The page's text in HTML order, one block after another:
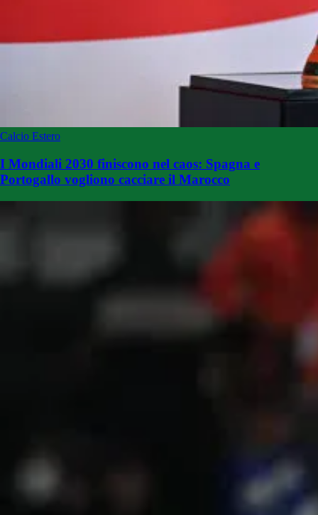
Calcio Estero
I Mondiali 2030 finiscono nel caos: Spagna e
Portogallo vogliono cacciare il Marocco